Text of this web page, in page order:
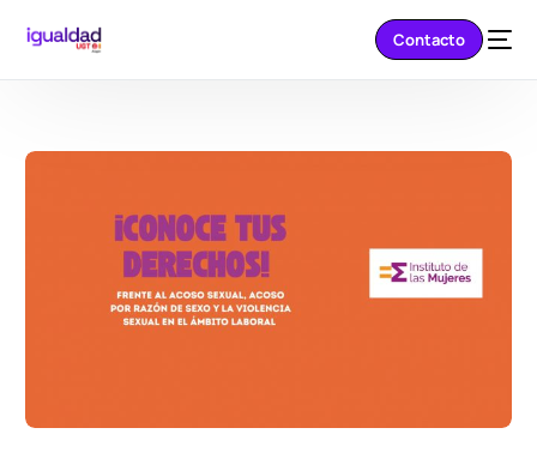
Contacto